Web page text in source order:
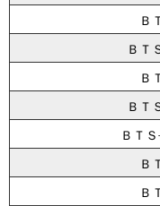
Ｂ
ＢＴ
Ｂ
ＢＴ
ＢＴ
Ｂ
Ｂ